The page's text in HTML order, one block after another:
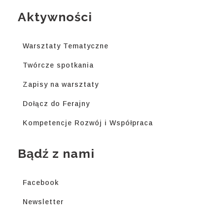
Aktywności
Warsztaty Tematyczne
Twórcze spotkania
Zapisy na warsztaty
Dołącz do Ferajny
Kompetencje Rozwój i Współpraca
Bądź z nami
Facebook
Newsletter